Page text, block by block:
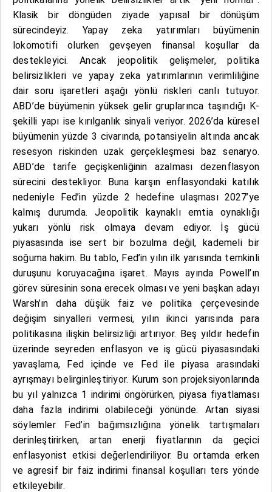
Klasik bir döngüden ziyade yapısal bir dönüşüm
sürecindeyiz. Yapay zeka yatırımları büyümenin
lokomotifi olurken gevşeyen finansal koşullar da
destekleyici. Ancak jeopolitik gelişmeler, politika
belirsizlikleri ve yapay zeka yatırımlarının verimliliğine
dair soru işaretleri aşağı yönlü riskleri canlı tutuyor.
ABD’de büyümenin yüksek gelir gruplarınca taşındığı K-
şekilli yapı ise kırılganlık sinyali veriyor. 2026’da küresel
büyümenin yüzde 3 civarında, potansiyelin altında ancak
resesyon riskinden uzak gerçekleşmesi baz senaryo.
ABD’de tarife geçişkenliğinin azalması dezenflasyon
sürecini destekliyor. Buna karşın enflasyondaki katılık
nedeniyle Fed’in yüzde 2 hedefine ulaşması 2027’ye
kalmış durumda. Jeopolitik kaynaklı emtia oynaklığı
yukarı yönlü risk olmaya devam ediyor. İş gücü
piyasasında ise sert bir bozulma değil, kademeli bir
soğuma hakim. Bu tablo, Fed’in yılın ilk yarısında temkinli
duruşunu koruyacağına işaret. Mayıs ayında Powell’ın
görev süresinin sona erecek olması ve yeni başkan adayı
Warsh’ın daha düşük faiz ve politika çerçevesinde
değişim sinyalleri vermesi, yılın ikinci yarısında para
politikasına ilişkin belirsizliği artırıyor. Beş yıldır hedefin
üzerinde seyreden enflasyon ve iş gücü piyasasındaki
yavaşlama, Fed içinde ve Fed ile piyasa arasındaki
ayrışmayı belirginleştiriyor. Kurum son projeksiyonlarında
bu yıl yalnızca 1 indirimi öngörürken, piyasa fiyatlaması
daha fazla indirimi olabileceği yönünde. Artan siyasi
söylemler Fed’in bağımsızlığına yönelik tartışmaları
derinleştirirken, artan enerji fiyatlarının da geçici
enflasyonist etkisi değerlendiriliyor. Bu ortamda erken
ve agresif bir faiz indirimi finansal koşulları ters yönde
etkileyebilir.